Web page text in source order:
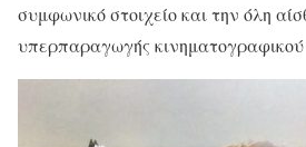
συμφωνικό στοιχείο και την όλη
υπερπαραγωγής